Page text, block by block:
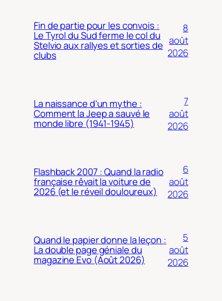
Fin de partie pour les convois :
Le Tyrol du Sud ferme le col du
Stelvio aux rallyes et sorties de
clubs
8
août
2026
La naissance d’un mythe :
Comment la Jeep a sauvé le
monde libre (1941-1945)
7
août
2026
Flashback 2007 : Quand la radio
française rêvait la voiture de
2026 (et le réveil douloureux)
6
août
2026
Quand le papier donne la leçon :
La double page géniale du
magazine Evo (Août 2026)
5
août
2026